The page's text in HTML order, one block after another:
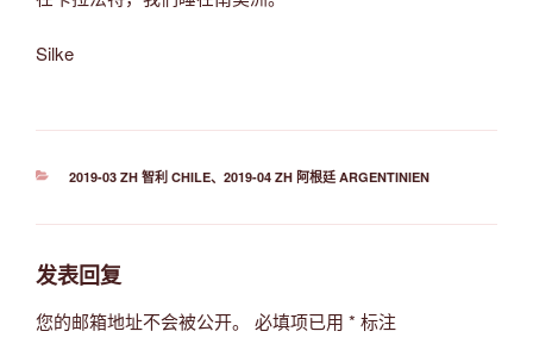
Silke
分
2019-03 ZH 智利 CHILE、 2019-04 ZH 阿根廷 ARGENTINIEN
发表回复
您的邮箱地址不会被公开。 必填项已用 * 标注